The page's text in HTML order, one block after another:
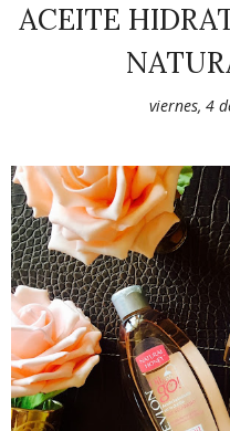
ACEITE
viernes, 4